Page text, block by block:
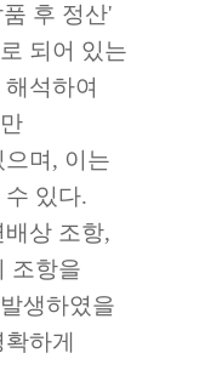
후 정산'
되어 있는
석하여
며, 이는
있다.
상 조항,
조항을
생하였을
하게